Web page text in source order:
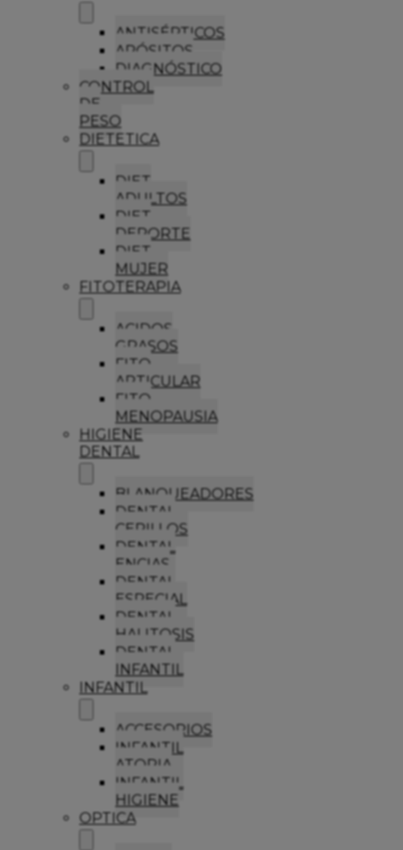
ANTISÉPTICOS
APÓSITOS
DIAGNÓSTICO
CONTROL
DE
PESO
DIETETICA
DIET
ADULTOS
DIET
DEPORTE
DIET
MUJER
FITOTERAPIA
ACIDOS
GRASOS
FITO
ARTICULAR
FITO
MENOPAUSIA
HIGIENE
DENTAL
BLANQUEADORES
DENTAL
CEPILLOS
DENTAL
ENCIAS
DENTAL
ESPECIAL
DENTAL
HALITOSIS
DENTAL
INFANTIL
INFANTIL
ACCESORIOS
INFANTIL
ATOPIA
INFANTIL
HIGIENE
OPTICA